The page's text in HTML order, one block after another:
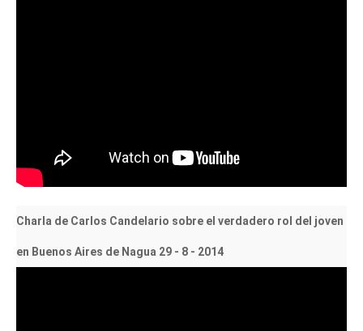
Charla de Carlos Candelario sobre el verdadero rol del joven
en Buenos Aires de Nagua 29 - 8 - 2014